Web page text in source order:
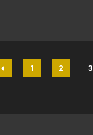
Página
1
Página
2
3